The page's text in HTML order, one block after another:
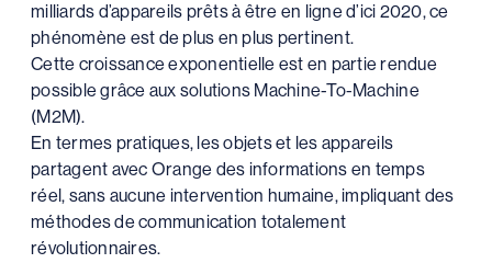
milliards d’appareils prêts à être en ligne d’ici 2020, ce
phénomène est de plus en plus pertinent.
Cette croissance exponentielle est en partie rendue
possible grâce aux solutions Machine-To-Machine
(M2M).
En termes pratiques, les objets et les appareils
partagent avec Orange des informations en temps
réel, sans aucune intervention humaine, impliquant des
méthodes de communication totalement
révolutionnaires.